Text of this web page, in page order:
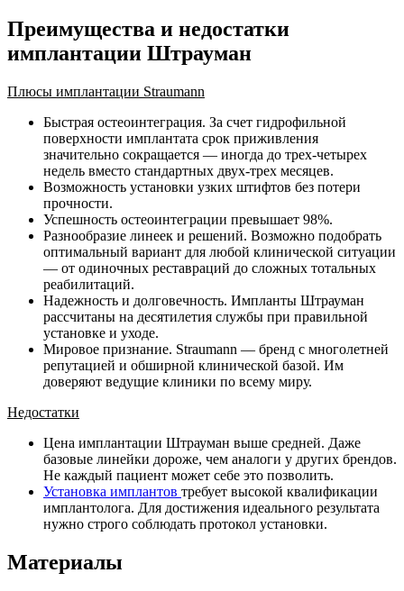
Преимущества и недостатки
имплантации Штрауман
Плюсы имплантации Straumann
Быстрая остеоинтеграция. За счет гидрофильной
поверхности имплантата срок приживления
значительно сокращается — иногда до трех-четырех
недель вместо стандартных двух-трех месяцев.
Возможность установки узких штифтов без потери
прочности.
Успешность остеоинтеграции превышает 98%.
Разнообразие линеек и решений. Возможно подобрать
оптимальный вариант для любой клинической ситуации
— от одиночных реставраций до сложных тотальных
реабилитаций.
Надежность и долговечность. Импланты Штрауман
рассчитаны на десятилетия службы при правильной
установке и уходе.
Мировое признание. Straumann — бренд с многолетней
репутацией и обширной клинической базой. Им
доверяют ведущие клиники по всему миру.
Недостатки
Цена имплантации Штрауман выше средней. Даже
базовые линейки дороже, чем аналоги у других брендов.
Не каждый пациент может себе это позволить.
Установка имплантов требует высокой квалификации
имплантолога. Для достижения идеального результата
нужно строго соблюдать протокол установки.
Материалы